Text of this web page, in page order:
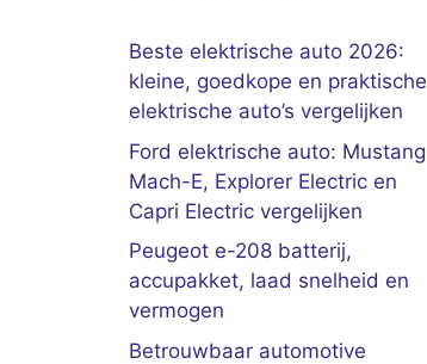
Beste elektrische auto 2026:
kleine, goedkope en praktische
elektrische auto’s vergelijken
Ford elektrische auto: Mustang
Mach-E, Explorer Electric en
Capri Electric vergelijken
Peugeot e-208 batterij,
accupakket, laad snelheid en
vermogen
Betrouwbaar automotive